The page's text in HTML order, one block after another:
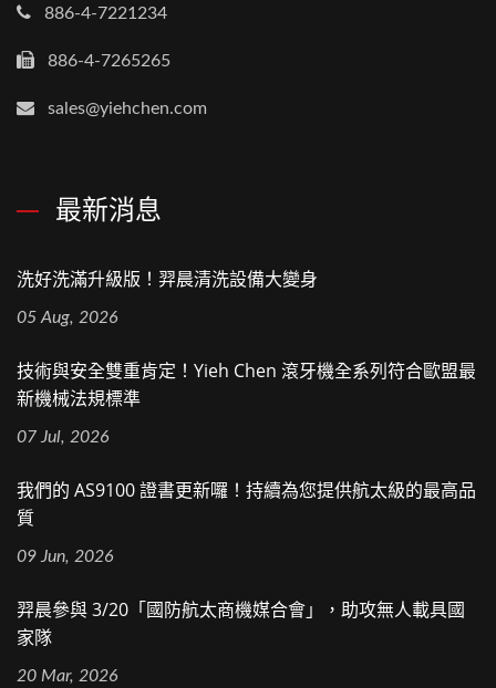
886-4-7221234
886-4-7265265
sales@yiehchen.com
最新消息
洗好洗滿升級版！羿晨清洗設備大變身
05 Aug, 2026
技術與安全雙重肯定！Yieh Chen 滾牙機全系列符合歐盟最
新機械法規標準
07 Jul, 2026
我們的 AS9100 證書更新囉！持續為您提供航太級的最高品
質
09 Jun, 2026
羿晨參與 3/20「國防航太商機媒合會」，助攻無人載具國
家隊
20 Mar, 2026